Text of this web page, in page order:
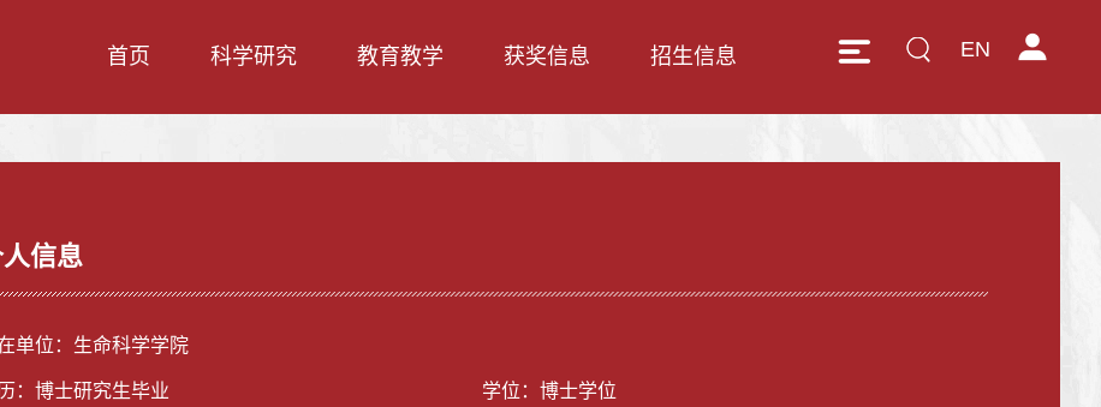
EN
首页 科学研究 教育教学 获奖信息 招生信息
信息
单位：生命科学学院
：博士研究生毕业 学位：博士学位